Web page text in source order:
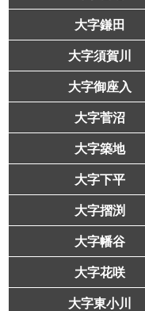
大字鎌田
大字須賀川
大字御座入
大字菅沼
大字築地
大字下平
大字摺渕
大字幡谷
大字花咲
大字東小川